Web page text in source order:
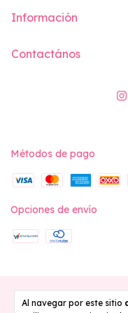
Al navegar por este sitio
Información
Contactános
Métodos de pago
Opciones de envío
Copyright Vita